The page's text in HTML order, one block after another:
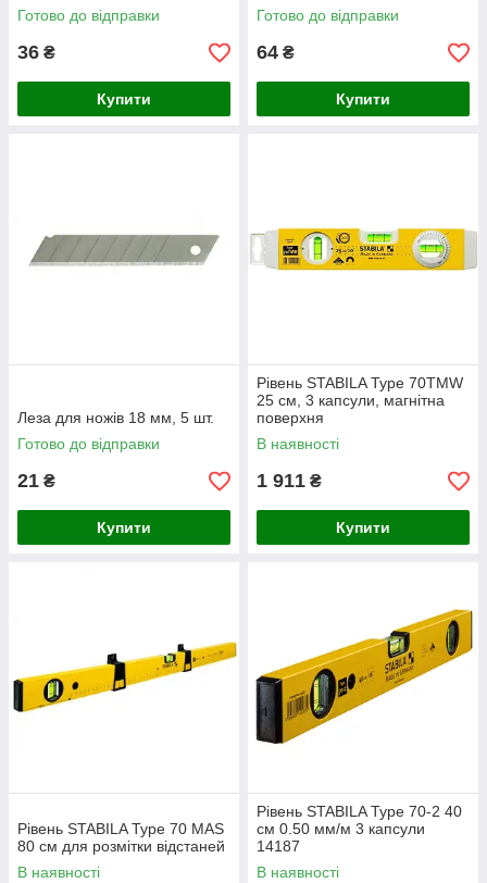
Готово до відправки
36 ₴
Купити
Готово до відправки
64 ₴
Купити
Леза для ножів 18 мм, 5 шт.
Готово до відправки
21 ₴
Купити
Рівень STABILA Type 70ТМW
25 см, 3 капсули, магнітна
поверхня
В наявності
1 911 ₴
Купити
Рівень STABILA Type 70 MAS
80 см для розмітки відстаней
В наявності
Рівень STABILA Type 70-2 40
см 0.50 мм/м 3 капсули
14187
В наявності